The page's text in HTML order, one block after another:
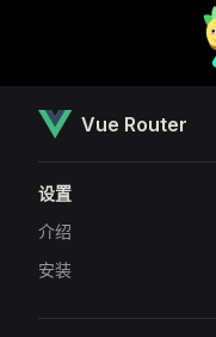
Vue Router
设置
介绍
安装